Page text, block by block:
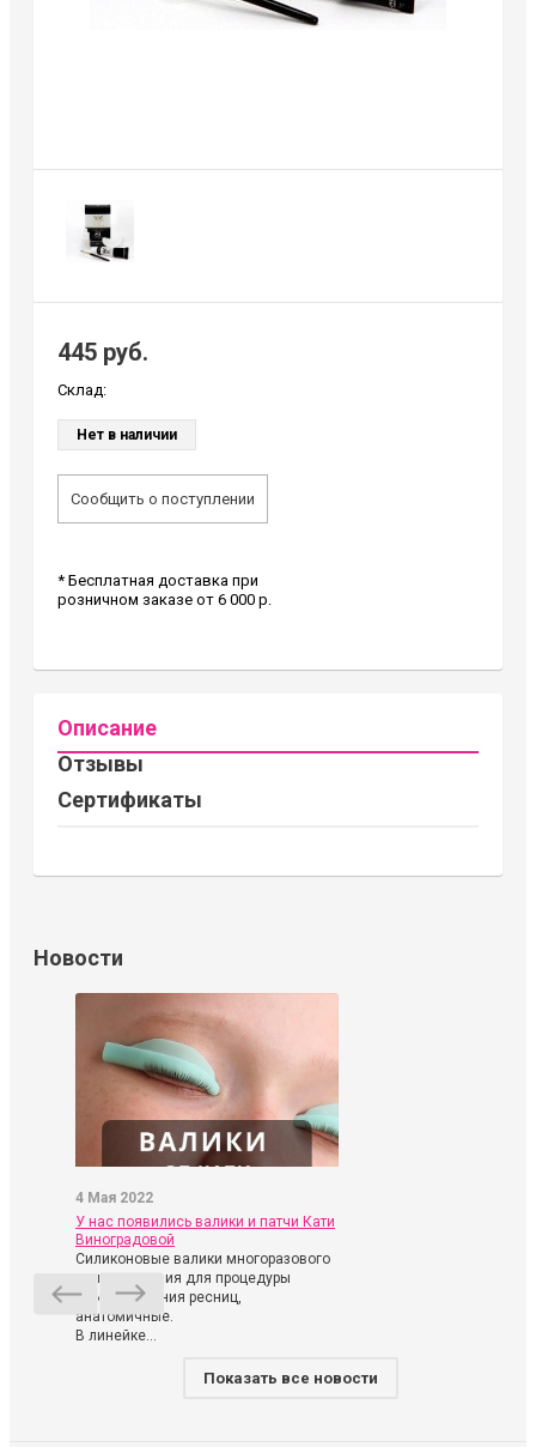
445 руб.
Склад:
Нет в наличии
Сообщить о поступлении
* Бесплатная доставка при
розничном заказе от 6 000 р.
Описание
Отзывы
Сертификаты
Новости
4 Мая 2022
У нас появились валики и патчи Кати
Виноградовой
Силиконовые валики многоразового
использования для процедуры
ламинирования ресниц,
анатомичные.
В линейке...
Показать все новости